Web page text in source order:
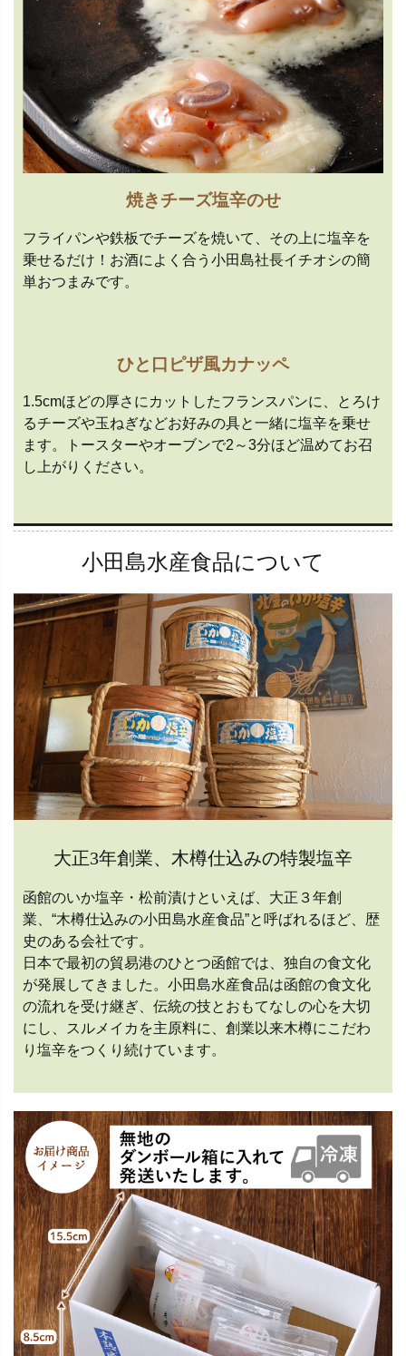
焼きチーズ塩辛のせ
フライパンや鉄板でチーズを焼いて、その上に塩辛を
乗せるだけ！お酒によく合う小田島社長イチオシの簡
単おつまみです。
ひと口ピザ風カナッペ
1.5cmほどの厚さにカットしたフランスパンに、とろけ
るチーズや玉ねぎなどお好みの具と一緒に塩辛を乗せ
ます。トースターやオーブンで2～3分ほど温めてお召
し上がりください。
小田島水産食品について
大正3年創業、木樽仕込みの特製塩辛
函館のいか塩辛・松前漬けといえば、大正３年創
業、“木樽仕込みの小田島水産食品”と呼ばれるほど、歴
史のある会社です。
日本で最初の貿易港のひとつ函館では、独自の食文化
が発展してきました。小田島水産食品は函館の食文化
の流れを受け継ぎ、伝統の技とおもてなしの心を大切
にし、スルメイカを主原料に、創業以来木樽にこだわ
り塩辛をつくり続けています。